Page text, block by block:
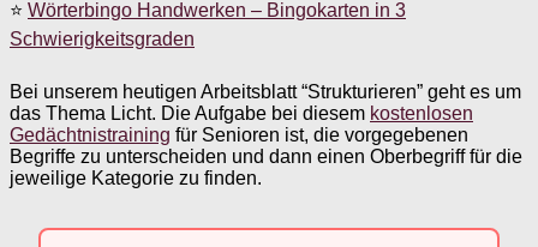
⭐ Wörterbingo Handwerken – Bingokarten in 3
Schwierigkeitsgraden
Bei unserem heutigen Arbeitsblatt “Strukturieren” geht es um
das Thema Licht. Die Aufgabe bei diesem kostenlosen
Gedächtnistraining für Senioren ist, die vorgegebenen
Begriffe zu unterscheiden und dann einen Oberbegriff für die
jeweilige Kategorie zu finden.